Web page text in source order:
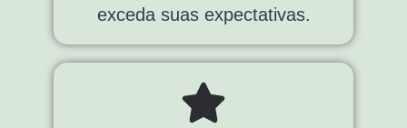
exceda suas expectativas.